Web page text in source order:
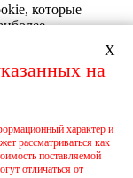
X
на
характер и
рассматриваться как
поставляемой
отличаться от
которые
Если вы
пожалуйста,
на
на